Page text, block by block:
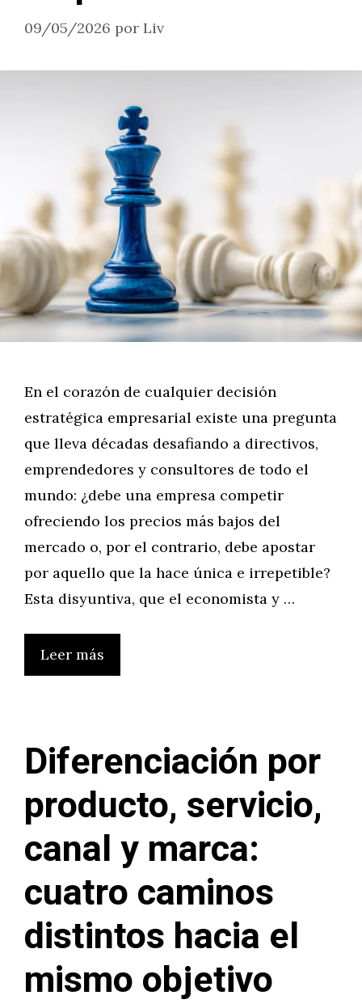
09/05/2026 por Liv
En el corazón de cualquier decisión
estratégica empresarial existe una pregunta
que lleva décadas desafiando a directivos,
emprendedores y consultores de todo el
mundo: ¿debe una empresa competir
ofreciendo los precios más bajos del
mercado o, por el contrario, debe apostar
por aquello que la hace única e irrepetible?
Esta disyuntiva, que el economista y …
Leer más
Diferenciación por
producto, servicio,
canal y marca:
cuatro caminos
distintos hacia el
mismo objetivo